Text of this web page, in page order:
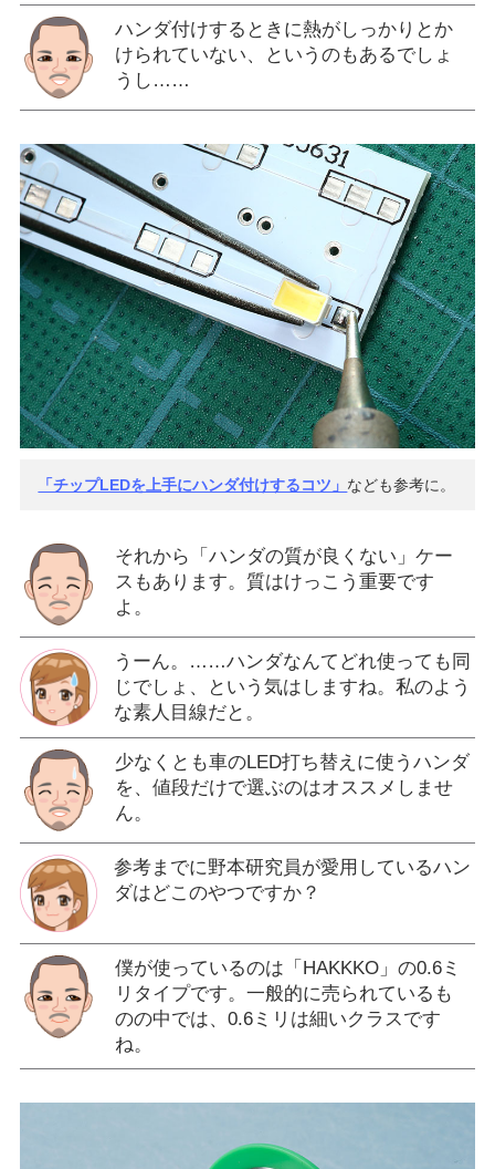
ハンダ付けするときに熱がしっかりとか
けられていない、というのもあるでしょ
うし……
「チップLEDを上手にハンダ付けするコツ」 なども参考に。
それから「ハンダの質が良くない」ケー
スもあります。質はけっこう重要です
よ。
うーん。……ハンダなんてどれ使っても同
じでしょ、という気はしますね。私のよう
な素人目線だと。
少なくとも車のLED打ち替えに使うハンダ
を、値段だけで選ぶのはオススメしませ
ん。
参考までに野本研究員が愛用しているハン
ダはどこのやつですか？
僕が使っているのは「HAKKKO」の0.6ミ
リタイプです。一般的に売られているも
のの中では、0.6ミリは細いクラスです
ね。